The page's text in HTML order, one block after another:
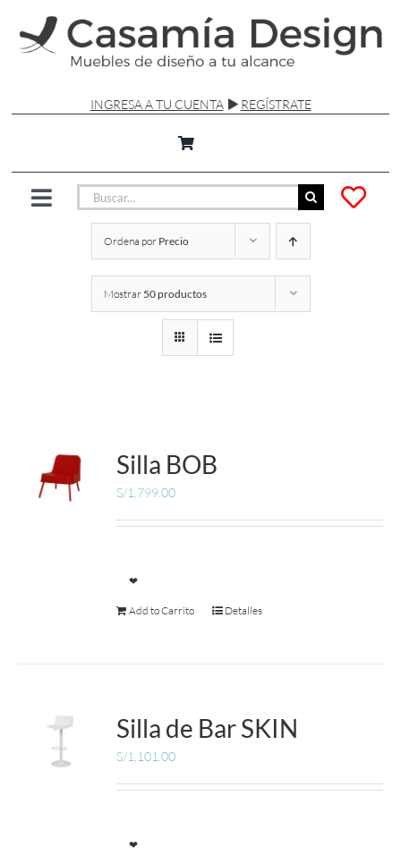
contenido
INGRESA A TU CUENTA REGÍSTRATE
Toggle
Navigation
SILLAS Y SOFÁS
MESAS
ACCESORIOS
Carrito de Compras
Buscar:
Ordena por Precio
Mostrar 50 productos
Silla BOB
S/1,799.00
❤
Add to Carrito Detalles
Silla de Bar SKIN
S/1,101.00
❤